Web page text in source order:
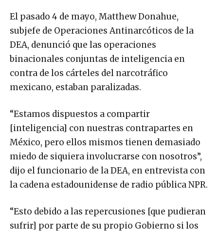
El pasado 4 de mayo, Matthew Donahue,
subjefe de Operaciones Antinarcóticos de la
DEA, denunció que las operaciones
binacionales conjuntas de inteligencia en
contra de los cárteles del narcotráfico
mexicano, estaban paralizadas.
“Estamos dispuestos a compartir
[inteligencia] con nuestras contrapartes en
México, pero ellos mismos tienen demasiado
miedo de siquiera involucrarse con nosotros”,
dijo el funcionario de la DEA, en entrevista con
la cadena estadounidense de radio pública NPR.
“Esto debido a las repercusiones [que pudieran
sufrir] por parte de su propio Gobierno si los